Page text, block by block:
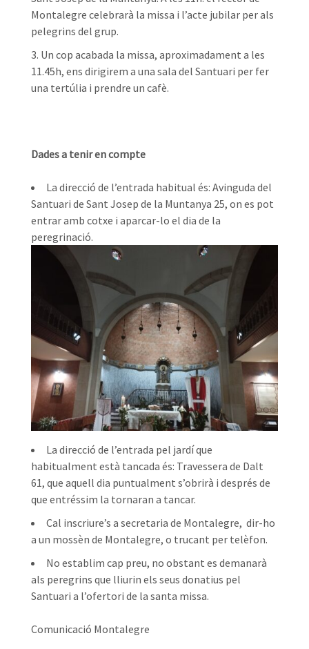
Montalegre celebrarà la missa i l’acte jubilar per als
pelegrins del grup.
Un cop acabada la missa, aproximadament a les
11.45h, ens dirigirem a una sala del Santuari per fer
una tertúlia i prendre un cafè.
Dades a tenir en compte
La direcció de l’entrada habitual és: Avinguda del
Santuari de Sant Josep de la Muntanya 25, on es pot
entrar amb cotxe i aparcar-lo el dia de la
peregrinació.
La direcció de l’entrada pel jardí que
habitualment està tancada és: Travessera de Dalt
61, que aquell dia puntualment s’obrirà i després de
que entréssim la tornaran a tancar.
Cal inscriure’s a secretaria de Montalegre, dir-ho
a un mossèn de Montalegre, o trucant per telèfon.
No establim cap preu, no obstant es demanarà
als peregrins que lliurin els seus donatius pel
Santuari a l’ofertori de la santa missa.
Comunicació Montalegre